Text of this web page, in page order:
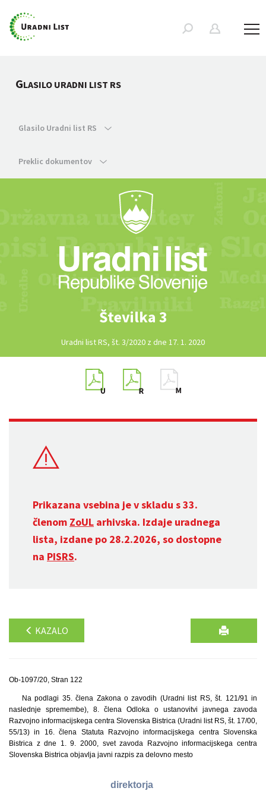
GLASILO URADNI LIST RS
Glasilo Uradni list RS
Preklic dokumentov
Številka 3
Uradni list RS, št. 3/2020 z dne 17. 1. 2020
Prikazana vsebina je v skladu s 33.
členom ZoUL arhivska. Izdaje uradnega
lista, izdane po 28.2.2026, so dostopne
na PISRS.
KAZALO
Ob-1097/20, Stran 122
Na podlagi 35. člena Zakona o zavodih (Uradni list RS, št. 121/91 in
naslednje spremembe), 8. člena Odloka o ustanovitvi javnega zavoda
Razvojno informacijskega centra Slovenska Bistrica (Uradni list RS, št. 17/00,
55/13) in 16. člena Statuta Razvojno informacijskega centra Slovenska
Bistrica z dne 1. 9. 2000, svet zavoda Razvojno informacijskega centra
Slovenska Bistrica objavlja javni razpis za delovno mesto
direktorja